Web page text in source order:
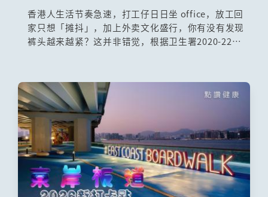
香港人生活节奏急速，打工仔日日坐 office，放工回
家只想「摊抖」，加上外卖文化盛行，你有没有发现
裤头越来越紧？这并非错觉，根据卫生署2020-22年
。肥胖不仅影响外观，更是引发「三高」（高血压、
高血糖、高血脂）、中风、关节炎甚至多种癌症的元
凶 。为了应对这个迫在眉睫的健康危机，并响应国家
「体重管理年」的号召，香港特区政府近日推出了首
份《体重管理行动计划》，这个计划的头炮活动，就
是一个适合一家大细、免费入场的周末好去处——
「体重管理×日行万步挑战」啓动礼暨嘉年华！